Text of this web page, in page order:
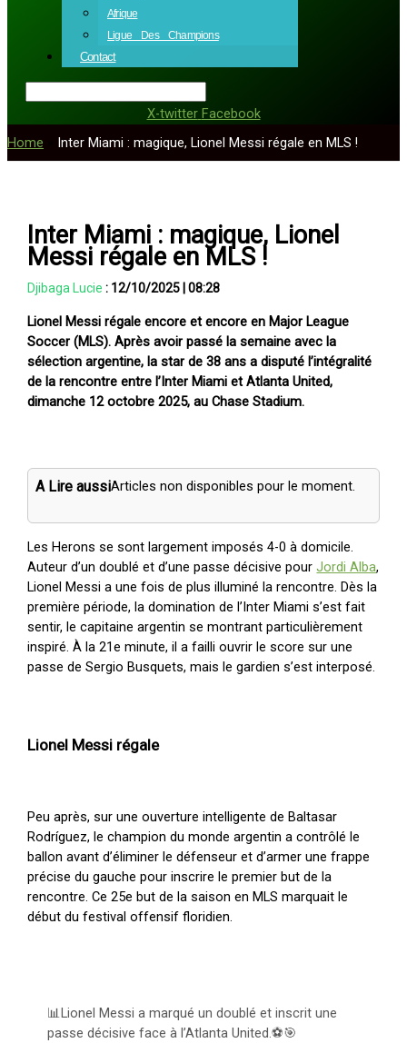
Afrique
Ligue Des Champions
Contact
X-twitter Facebook
Home
Inter Miami : magique, Lionel Messi régale en MLS !
Inter Miami : magique, Lionel
Messi régale en MLS !
Djibaga Lucie : 12/10/2025|08:28
Lionel Messi régale encore et encore en Major League
Soccer (MLS). Après avoir passé la semaine avec la
sélection argentine, la star de 38 ans a disputé l’intégralité
de la rencontre entre l’Inter Miami et Atlanta United,
dimanche 12 octobre 2025, au Chase Stadium.
A Lire aussiArticles non disponibles pour le moment.
Les Herons se sont largement imposés 4-0 à domicile.
Auteur d’un doublé et d’une passe décisive pourJordi Alba,
Lionel Messi a une fois de plus illuminé la rencontre. Dès la
première période, la domination de l’Inter Miami s’est fait
sentir, le capitaine argentin se montrant particulièrement
inspiré. À la 21e minute, il a failli ouvrir le score sur une
passe de Sergio Busquets, mais le gardien s’est interposé.
Lionel Messi régale
Peu après, sur une ouverture intelligente de Baltasar
Rodríguez, le champion du monde argentin a contrôlé le
ballon avant d’éliminer le défenseur et d’armer une frappe
précise du gauche pour inscrire le premier but de la
rencontre. Ce 25e but de la saison en MLS marquait le
début du festival offensif floridien.
📊Lionel Messi a marqué un doublé et inscrit une
passe décisive face à l’Atlanta United.⚽️🎯